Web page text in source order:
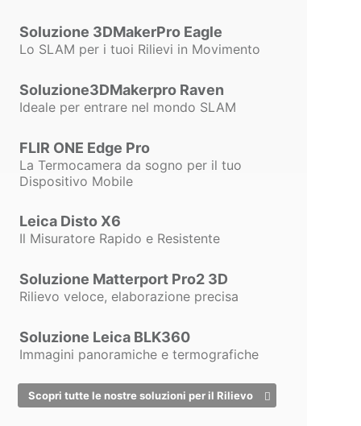
Soluzione 3DMakerPro Eagle
Lo SLAM per i tuoi Rilievi in Movimento
Soluzione3DMakerpro Raven
Ideale per entrare nel mondo SLAM
FLIR ONE Edge Pro
La Termocamera da sogno per il tuo
Dispositivo Mobile
Leica Disto X6
Il Misuratore Rapido e Resistente
Soluzione Matterport Pro2 3D
Rilievo veloce, elaborazione precisa
Soluzione Leica BLK360
Immagini panoramiche e termografiche
Scopri tutte le nostre soluzioni per il Rilievo
Maggiore
Stabilità
Ilmotore di calcolo della
fatturaè stato ulteriormente
ottimizzato per prevenire
garantire
fluidità del sistema, anche
in presenza di documenti
Affidabilità
e Sicurezza
dei Dati